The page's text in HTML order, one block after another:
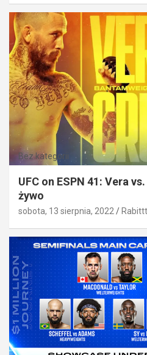
Bez kategorii
UFC on ESPN 41: Vera
żywo
sobota, 13 sierpnia, 2022 Rabittt